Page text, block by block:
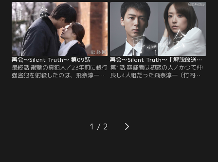
久間直人（渡辺大知）からもその瞬
間を目撃していたと明かされ、言葉
を失う岩本万季子（井上真央）と清
原圭介（瀬戸康史）。ところが、一
体なぜ…。
の言動から、万季子をかばっている
と確信を強めた飛奈淳一（竹内涼
真）。だが、直人は「僕と万季ちゃ
んにしか分からないことがある」と
つぶやき、頑として自供を覆そうと
しない。
再会～Silent Truth～ 第09話
最終話 衝撃の真犯人／23年前に銀行
強盗犯を射殺したのは、飛奈淳一
ら持ち去って隠し、23年後に発生し
たスーパー店長殺人事件でも使われ
再会～Silent Truth～［解説放送］ 第01話
第1話 容疑者は初恋の人／かつて仲
良し4人組だった飛奈淳一（竹内涼
にも言えない秘密≫を共有した。あ
れから23年--刑事になった淳一は、
1